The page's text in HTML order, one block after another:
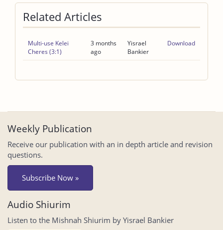
Related Articles
Multi-use Kelei
Cheres (3:1)
3 months
ago
Yisrael
Bankier
Download
Weekly Publication
Receive our publication with an in depth article and revision
questions.
Subscribe Now »
Audio Shiurim
Listen to the Mishnah Shiurim by Yisrael Bankier